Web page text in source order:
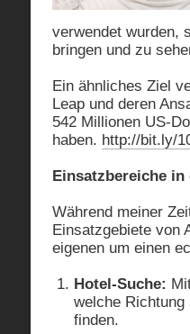
verwendet wurden,
bringen und zu
Ein ähnliches Ziel
Leap und deren
542 Millionen US-
haben. http://bit.ly/
Einsatzbereiche
Während meiner
Einsatzgebiete von
eigenen um einen
Hotel-Suche:
welche
finden.